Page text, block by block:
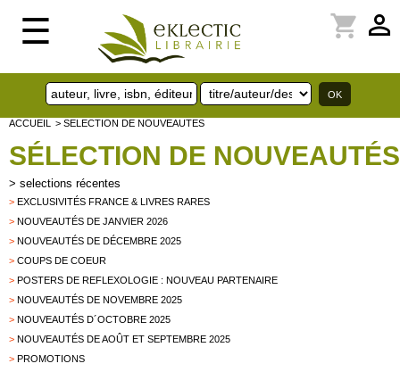
☰ perm_identity
shopping_cart
ACCUEIL > SELECTION DE NOUVEAUTES
SÉLECTION DE NOUVEAUTÉS
> selections récentes
> EXCLUSIVITÉS FRANCE & LIVRES RARES
> NOUVEAUTÉS DE JANVIER 2026
> NOUVEAUTÉS DE DÉCEMBRE 2025
> COUPS DE COEUR
> POSTERS DE REFLEXOLOGIE : NOUVEAU PARTENAIRE
> NOUVEAUTÉS DE NOVEMBRE 2025
> NOUVEAUTÉS D´OCTOBRE 2025
> NOUVEAUTÉS DE AOÛT ET SEPTEMBRE 2025
> PROMOTIONS